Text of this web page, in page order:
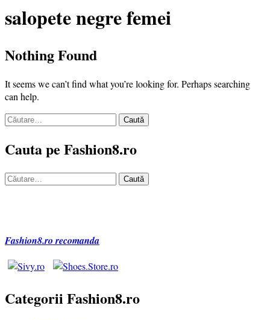
salopete negre femei
Nothing Found
It seems we can’t find what you’re looking for. Perhaps searching
can help.
Caută
Cauta pe Fashion8.ro
Caută
Fashion8.ro recomanda
Categorii Fashion8.ro